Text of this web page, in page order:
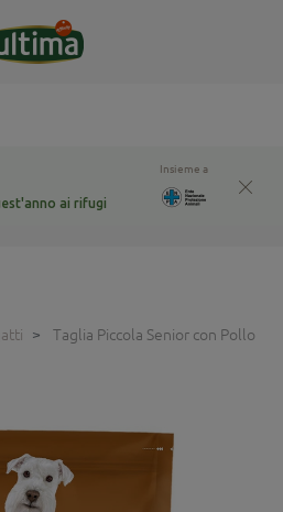
ai rifugi
Insieme a
Taglia Piccola Senior con Pollo